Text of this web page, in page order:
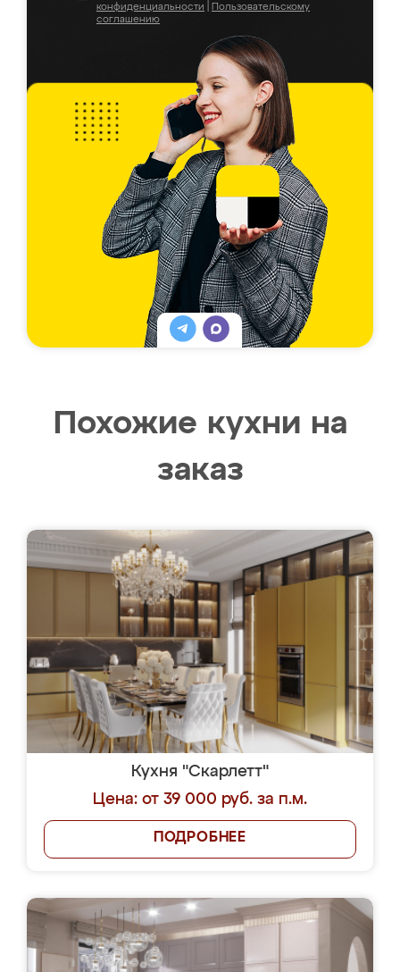
конфиденциальности
Пользовательскому
соглашению
Похожие кухни на
заказ
Кухня "Скарлетт"
Цена: от 39 000 руб. за п.м.
ПОДРОБНЕЕ